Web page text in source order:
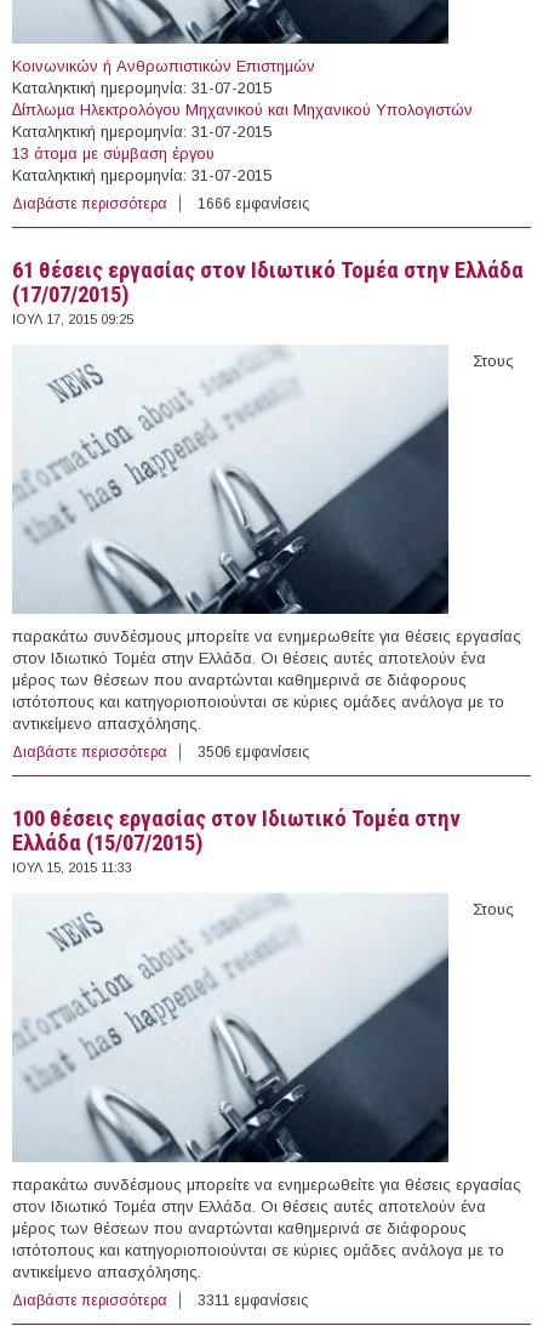
Κοινωνικών ή Ανθρωπιστικών Επιστηµών
Καταληκτική ημερομηνία: 31-07-2015
∆ίπλωµα Ηλεκτρολόγου Μηχανικού και Μηχανικού Υπολογιστών
Καταληκτική ημερομηνία: 31-07-2015
13 άτομα με σύμβαση έργου
Καταληκτική ημερομηνία: 31-07-2015
Διαβάστε περισσότερα για 15 άτομα με σύμβαση έργου στο Ιόνιο Πανεπιστήμιο
1666 εμφανίσεις
61 θέσεις εργασίας στον Ιδιωτικό Τομέα στην Ελλάδα
(17/07/2015)
ΙΟΥΛ 17, 2015 09:25
Στους
παρακάτω συνδέσμους μπορείτε να ενημερωθείτε για θέσεις εργασίας
στον Ιδιωτικό Τομέα στην Ελλάδα. Οι θέσεις αυτές αποτελούν ένα
μέρος των θέσεων που αναρτώνται καθημερινά σε διάφορους
ιστότοπους και κατηγοριοποιούνται σε κύριες ομάδες ανάλογα με το
αντικείμενο απασχόλησης.
Διαβάστε περισσότερα για 61 θέσεις εργασίας στον Ιδιωτικό Τομέα στην
Ελλάδα (17/07/2015)
3506 εμφανίσεις
100 θέσεις εργασίας στον Ιδιωτικό Τομέα στην
Ελλάδα (15/07/2015)
ΙΟΥΛ 15, 2015 11:33
Στους
παρακάτω συνδέσμους μπορείτε να ενημερωθείτε για θέσεις εργασίας
στον Ιδιωτικό Τομέα στην Ελλάδα. Οι θέσεις αυτές αποτελούν ένα
μέρος των θέσεων που αναρτώνται καθημερινά σε διάφορους
ιστότοπους και κατηγοριοποιούνται σε κύριες ομάδες ανάλογα με το
αντικείμενο απασχόλησης.
Διαβάστε περισσότερα για 100 θέσεις εργασίας στον Ιδιωτικό Τομέα στην
Ελλάδα (15/07/2015)
3311 εμφανίσεις